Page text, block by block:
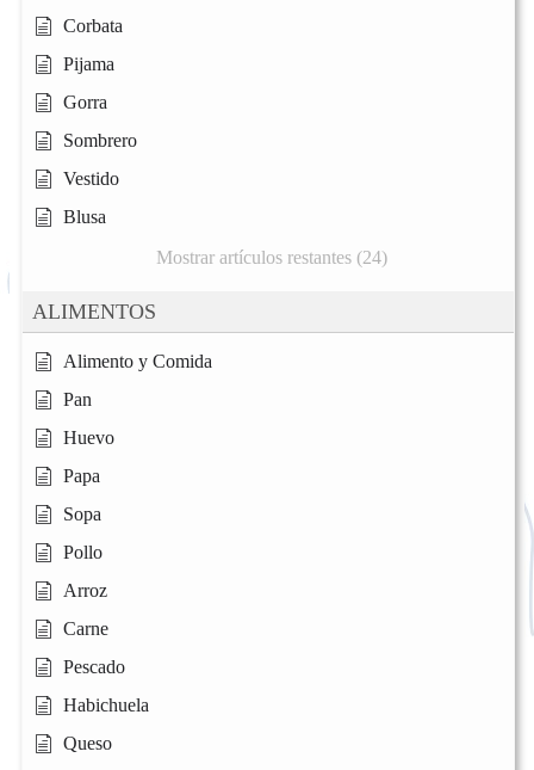
Corbata
Pijama
Gorra
Sombrero
Vestido
Blusa
Mostrar artículos restantes (24)
ALIMENTOS
Alimento y Comida
Pan
Huevo
Papa
Sopa
Pollo
Arroz
Carne
Pescado
Habichuela
Queso